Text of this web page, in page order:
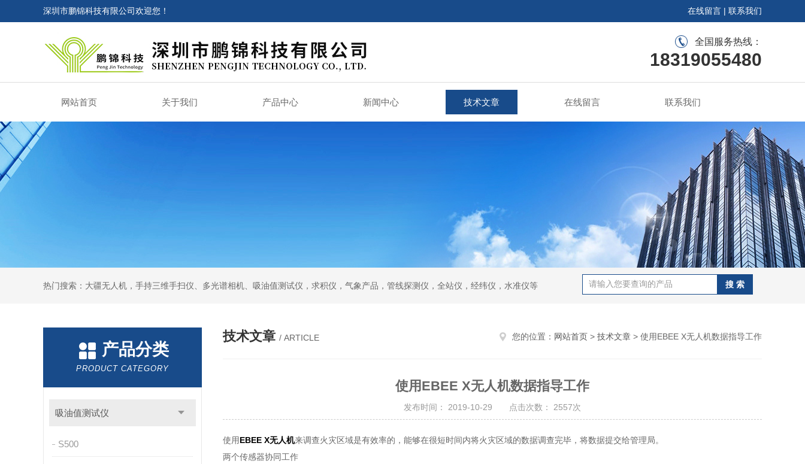
深圳市鹏锦科技有限公司欢迎您！ 在线留言 | 联系我们
全国服务热线：
18319055480
网站首页 关于我们 产品中心 新闻中心 技术文章 在线留言 联系我们
热门搜索：大疆无人机，手持三维手扫仪、多光谱相机、吸油值测试仪，求积仪，气象产品，管线探测仪，全站仪，经纬仪，水准仪等
产品分类
PRODUCT CATEGORY
吸油值测试仪
S500
技术文章 / ARTICLE 您的位置： 网站首页 > 技术文章 > 使用EBEE X无人机数据指导工作
使用EBEE X无人机数据指导工作
发布时间： 2019-10-29 点击次数： 2557次
使用EBEE X无人机来调查火灾区域是有效率的，能够在很短时间内将火灾区域的数据调查完毕，将数据提交给管理局。
两个传感器协同工作